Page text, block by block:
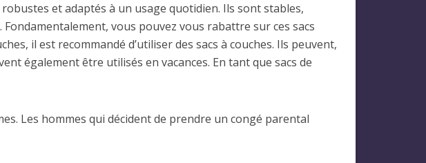
et adaptés à un usage quotidien. Ils sont stables,
vous pouvez vous rabattre sur ces sacs
il est recommandé d’utiliser des sacs à couches. Ils peuvent,
également être utilisés en vacances. En tant que sacs de
Les hommes qui décident de prendre un congé parental